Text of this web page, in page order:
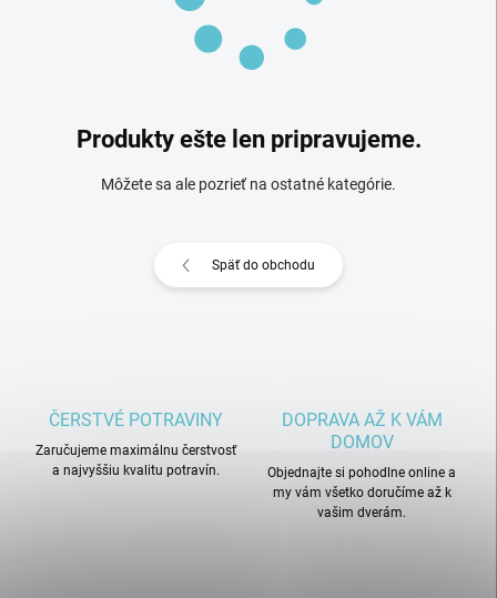
Produkty ešte len pripravujeme.
Môžete sa ale pozrieť na ostatné kategórie.
Späť do obchodu
ČERSTVÉ POTRAVINY
Zaručujeme maximálnu čerstvosť
a najvyššiu kvalitu potravín.
DOPRAVA AŽ K VÁM
DOMOV
Objednajte si pohodlne online a
my vám všetko doručíme až k
vašim dverám.